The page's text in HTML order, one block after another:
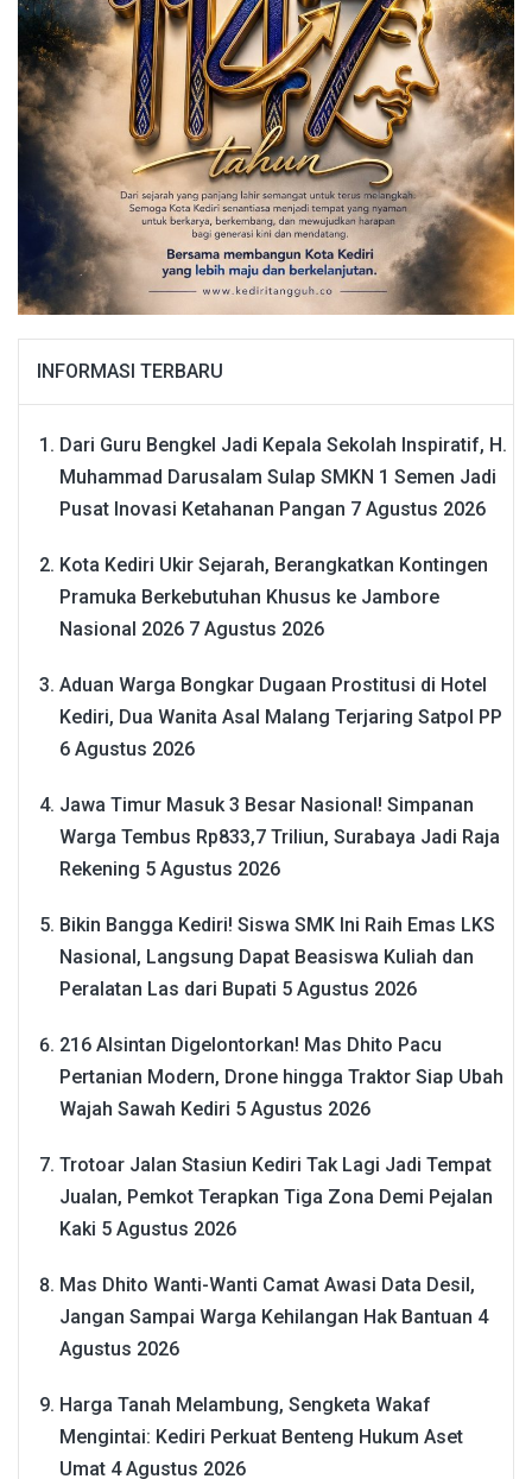
INFORMASI TERBARU
Dari Guru Bengkel Jadi Kepala Sekolah Inspiratif, H.
Muhammad Darusalam Sulap SMKN 1 Semen Jadi
Pusat Inovasi Ketahanan Pangan 7 Agustus 2026
Kota Kediri Ukir Sejarah, Berangkatkan Kontingen
Pramuka Berkebutuhan Khusus ke Jambore
Nasional 2026 7 Agustus 2026
Aduan Warga Bongkar Dugaan Prostitusi di Hotel
Kediri, Dua Wanita Asal Malang Terjaring Satpol PP
6 Agustus 2026
Jawa Timur Masuk 3 Besar Nasional! Simpanan
Warga Tembus Rp833,7 Triliun, Surabaya Jadi Raja
Rekening 5 Agustus 2026
Bikin Bangga Kediri! Siswa SMK Ini Raih Emas LKS
Nasional, Langsung Dapat Beasiswa Kuliah dan
Peralatan Las dari Bupati 5 Agustus 2026
216 Alsintan Digelontorkan! Mas Dhito Pacu
Pertanian Modern, Drone hingga Traktor Siap Ubah
Wajah Sawah Kediri 5 Agustus 2026
Trotoar Jalan Stasiun Kediri Tak Lagi Jadi Tempat
Jualan, Pemkot Terapkan Tiga Zona Demi Pejalan
Kaki 5 Agustus 2026
Mas Dhito Wanti-Wanti Camat Awasi Data Desil,
Jangan Sampai Warga Kehilangan Hak Bantuan 4
Agustus 2026
Harga Tanah Melambung, Sengketa Wakaf
Mengintai: Kediri Perkuat Benteng Hukum Aset
Umat 4 Agustus 2026